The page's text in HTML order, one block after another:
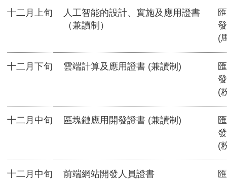
十二月上旬
人工智能的設計、實施及應用證書
（兼讀制）
(
十二月下旬 雲端計算及應用證書 (兼讀制)
(
十二月中旬 區塊鏈應用開發證書 (兼讀制)
(
十二月中旬 前端網站開發人員證書